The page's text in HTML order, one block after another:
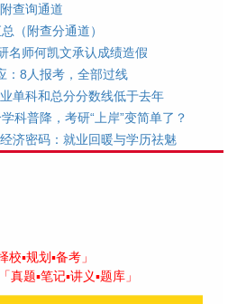
查询通道
（附查分通道）
名师何凯文承认成绩造假
：8人报考，全部过线
单科和总分分数线低于去年
科普降，考研“上岸”变简单了？
济密码：就业回暖与学历祛魅
▪规划▪备考」
题▪笔记▪讲义▪题库」